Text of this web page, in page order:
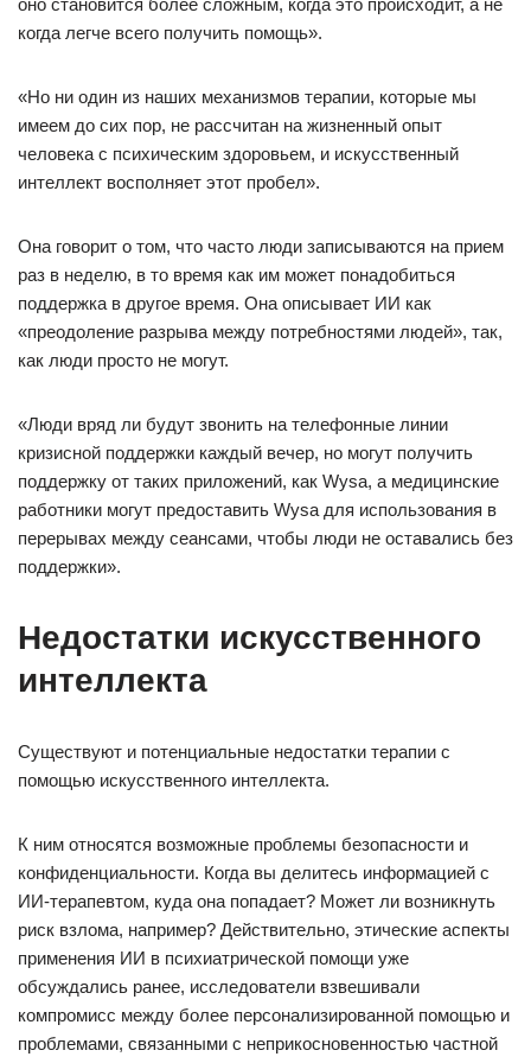
когда легче всего получить помощь».
«Но ни один из наших механизмов терапии, которые мы
имеем до сих пор, не рассчитан на жизненный опыт
человека с психическим здоровьем, и искусственный
интеллект восполняет этот пробел».
Она говорит о том, что часто люди записываются на прием
раз в неделю, в то время как им может понадобиться
поддержка в другое время. Она описывает ИИ как
«преодоление разрыва между потребностями людей», так,
как люди просто не могут.
«Люди вряд ли будут звонить на телефонные линии
кризисной поддержки каждый вечер, но могут получить
поддержку от таких приложений, как Wysa, а медицинские
работники могут предоставить Wysa для использования в
перерывах между сеансами, чтобы люди не оставались без
поддержки».
Недостатки искусственного
интеллекта
Существуют и потенциальные недостатки терапии с
помощью искусственного интеллекта.
К ним относятся возможные проблемы безопасности и
конфиденциальности. Когда вы делитесь информацией с
ИИ-терапевтом, куда она попадает? Может ли возникнуть
риск взлома, например? Действительно, этические аспекты
применения ИИ в психиатрической помощи уже
обсуждались ранее, исследователи взвешивали
компромисс между более персонализированной помощью и
проблемами, связанными с неприкосновенностью частной